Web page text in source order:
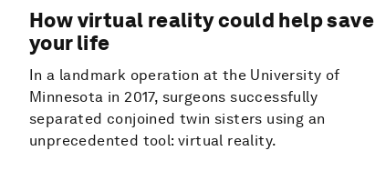
How virtual reality could help save
your life
In a landmark operation at the University of
Minnesota in 2017, surgeons successfully
separated conjoined twin sisters using an
unprecedented tool: virtual reality.